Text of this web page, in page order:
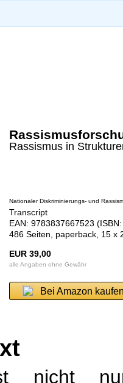
Rassismus in
Nationaler Diskriminierungs- und
Transcript
EAN: 9783837667523
486 Seiten, paperback, 15 x
EUR 39,00
alle Angaben ohne Gewähr
Bei Amazon
nicht